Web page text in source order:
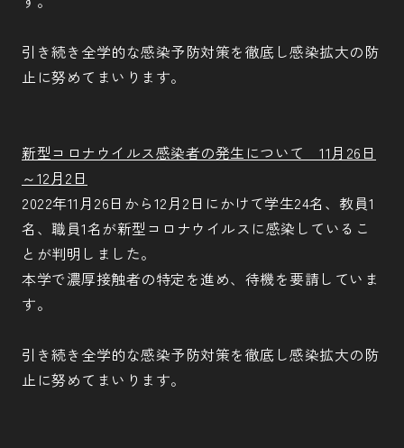
引き続き全学的な感染予防対策を徹底し感染拡大の防
止に努めてまいります。
新型コロナウイルス感染者の発生について 11月26日
～12月2日
2022年11月26日から12月2日にかけて学生24名、教員1
名、職員1名が新型コロナウイルスに感染しているこ
とが判明しました。
本学で濃厚接触者の特定を進め、待機を要請していま
す。
引き続き全学的な感染予防対策を徹底し感染拡大の防
止に努めてまいります。